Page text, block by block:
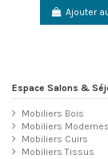
Ajouter
Espace Salons &
Mobiliers Bois
Mobiliers Modernes
Mobiliers Cuirs
Mobiliers Tissus